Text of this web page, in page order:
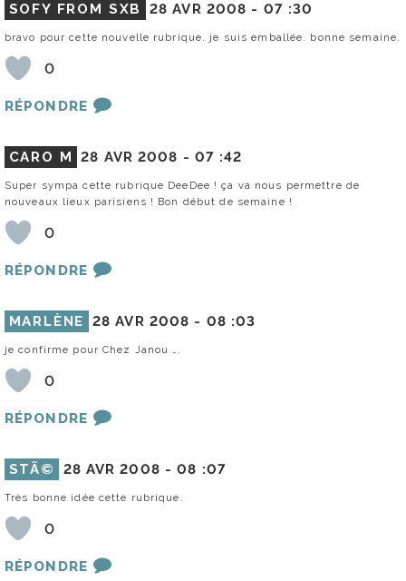
SOFY FROM SXB 28 AVR 2008 - 07 :30
bravo pour cette nouvelle rubrique. je suis emballée. bonne semaine.
0
RÉPONDRE
CARO M 28 AVR 2008 - 07 :42
Super sympa cette rubrique DeeDee ! ça va nous permettre de
nouveaux lieux parisiens ! Bon début de semaine !
0
RÉPONDRE
MARLÈNE 28 AVR 2008 - 08 :03
je confirme pour Chez Janou ….
0
RÉPONDRE
STÃ© 28 AVR 2008 -08 :07
Très bonne idée cette rubrique.
0
RÉPONDRE